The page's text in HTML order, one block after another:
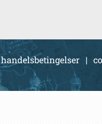
handelsbetingelser |